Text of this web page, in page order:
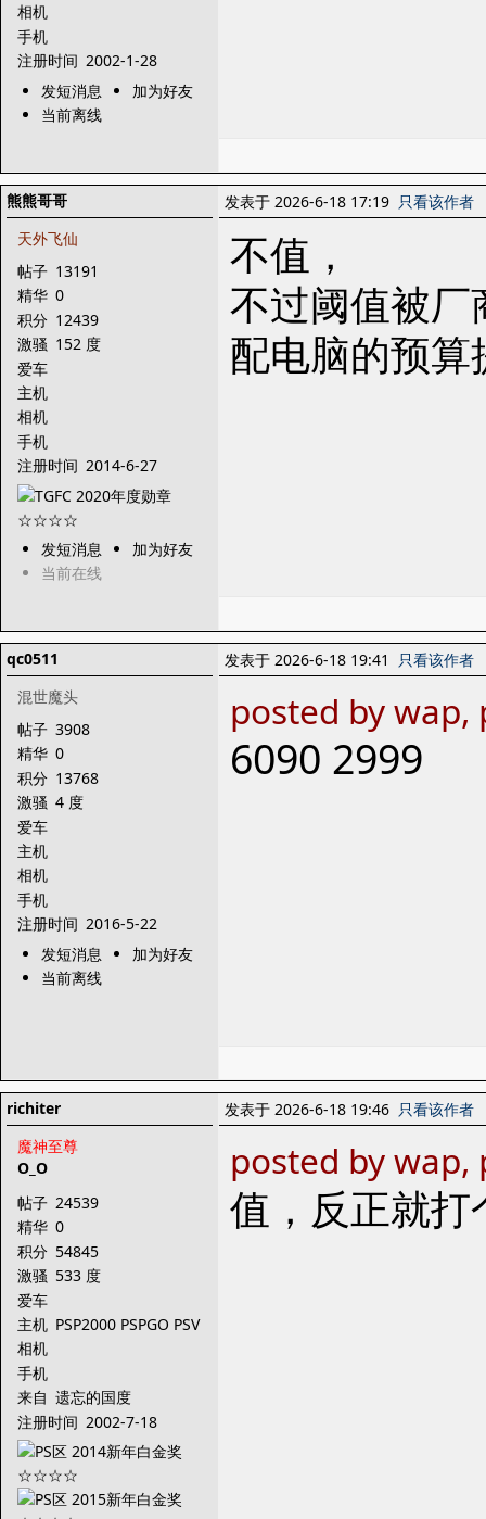
相机
手机
注册时间 2002-1-28
发短消息
加为好友
当前离线
熊熊哥哥
天外飞仙
帖子 13191
精华 0
积分 12439
激骚 152 度
爱车
主机
相机
手机
注册时间 2014-6-27
发短消息
加为好友
当前在线
发表于 2026-6-18 17:19 只看该作者
不值，
不过阈值被厂
配电脑的预
qc0511
混世魔头
帖子 3908
精华 0
积分 13768
激骚 4 度
爱车
主机
相机
手机
注册时间 2016-5-22
发短消息
加为好友
当前离线
发表于 2026-6-18 19:41 只看该作者
posted by
6090 2999
richiter
魔神至尊
O_O
帖子 24539
精华 0
积分 54845
激骚 533 度
爱车
主机 PSP2000 PSPGO PSV
相机
手机
来自 遗忘的国度
注册时间 2002-7-18
发表于 2026-6-18 19:46 只看该作者
posted by
值，反正就打